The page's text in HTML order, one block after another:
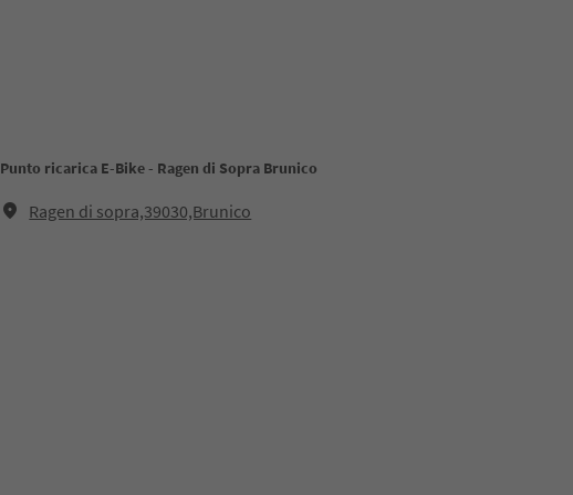
Punto ricarica E-Bike - Ragen di Sopra Brunico
Ragen di sopra,39030,Brunico